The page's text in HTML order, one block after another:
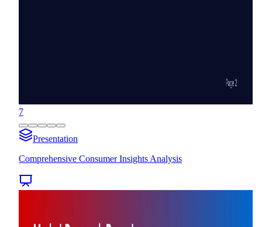
7
Presentation
Comprehensive Consumer Insights Analysis